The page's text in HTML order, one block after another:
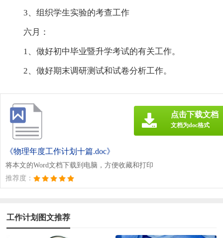
3、组织学生实验的考查工作
六月：
1、做好初中毕业暨升学考试的有关工作。
2、做好期末调研测试和试卷分析工作。
《物理年度工作计划十篇.doc》
将本文的Word文档下载到电脑，方便收藏和打印
推荐度：
点击下载文档
文档为doc格式
工作计划图文推荐